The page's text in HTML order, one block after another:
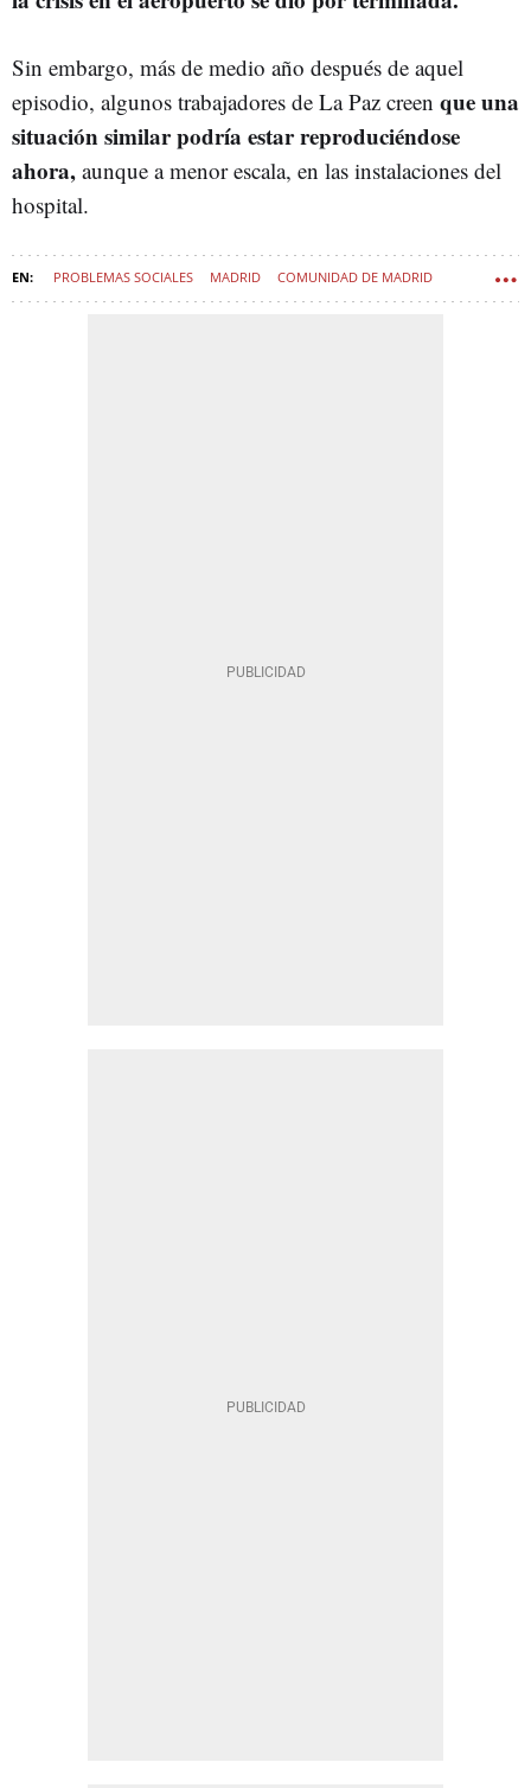
Sin embargo, más de medio año después de aquel
episodio, algunos trabajadores de La Paz creen que una
situación similar podría estar reproduciéndose
ahora, aunque a menor escala, en las instalaciones del
hospital.
PROBLEMAS SOCIALES MADRID COMUNIDAD DE MADRID